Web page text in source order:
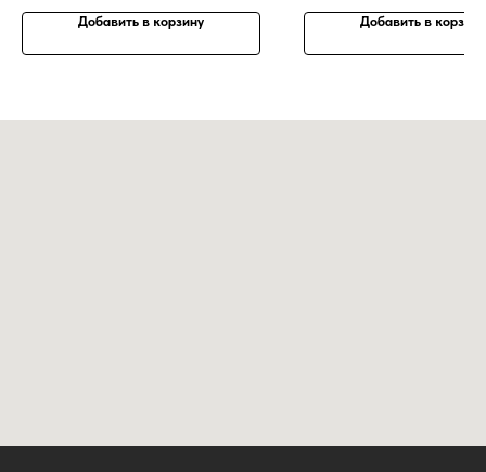
Добавить в корзину Добавить в корзину